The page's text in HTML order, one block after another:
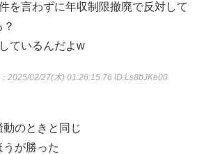
を言わずに年収制限撤廃で反対して
ているんだよw
：2025/02/27(木) 01:26:15.76 ID:Ls8bJKe00
のときと同じ
が勝った